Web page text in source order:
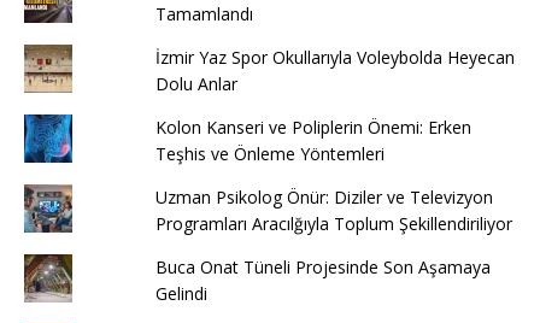
Tamamlandı
İzmir Yaz Spor Okullarıyla Voleybolda Heyecan
Dolu Anlar
Kolon Kanseri ve Poliplerin Önemi: Erken
Teşhis ve Önleme Yöntemleri
Uzman Psikolog Önür: Diziler ve Televizyon
Programları Aracılğıyla Toplum Şekillendiriliyor
Buca Onat Tüneli Projesinde Son Aşamaya
Gelindi